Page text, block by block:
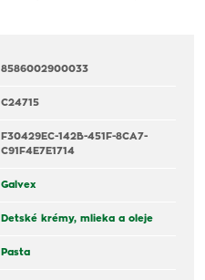
8586002900033
C24715
F30429EC-142B-451F-8CA7-
C91F4E7E1714
Galvex
Detské krémy, mlieka a oleje
Pasta